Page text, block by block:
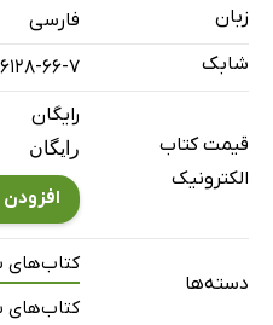
کاش این شنبه می‌مرد
بودنی ناخواسته
عاشق بی عار همین جاست!
مشتی لغت پوچ و دمی واژه بی
مرگ سایه در عبور نور از
ای روح پر صلابت دریای گرمسیر
خود را به دست باد ده...
زبان
فارسی
شابک
66-7
قیمت کتاب
الکترونیک
رایگان
رایگان
افزودن
دسته‌ها
کتاب‌های
کتاب‌های